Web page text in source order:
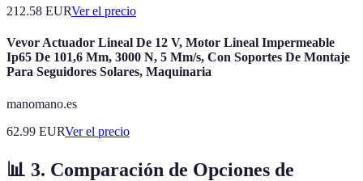
212.58 EURVer el precio
Vevor Actuador Lineal De 12 V, Motor Lineal Impermeable
Ip65 De 101,6 Mm, 3000 N, 5 Mm/s, Con Soportes De Montaje
Para Seguidores Solares, Maquinaria
manomano.es
62.99 EURVer el precio
📊 3. Comparación de Opciones de